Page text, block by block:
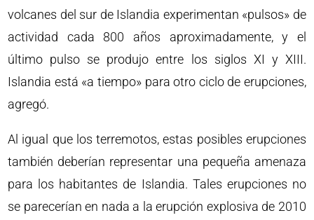
volcanes del sur de Islandia experimentan «pulsos» de
actividad cada 800 años aproximadamente, y el
último pulso se produjo entre los siglos XI y XIII.
Islandia está «a tiempo» para otro ciclo de erupciones,
agregó.
Al igual que los terremotos, estas posibles erupciones
también deberían representar una pequeña amenaza
para los habitantes de Islandia. Tales erupciones no
se parecerían en nada a la erupción explosiva de 2010